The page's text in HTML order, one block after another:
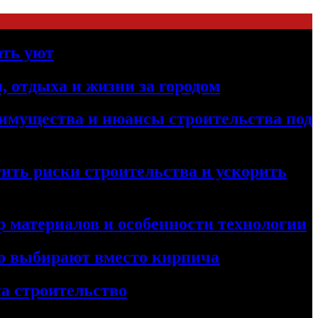
уют
отдыха и жизни за городом
и нюансы строительства под
риски строительства и ускорить
и особенности технологии
выбирают вместо кирпича
строительство